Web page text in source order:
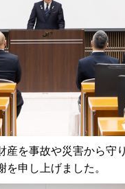
を事故や災害から守
申し上げました。